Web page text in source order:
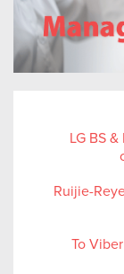
LG BS
Ruijie-
Το